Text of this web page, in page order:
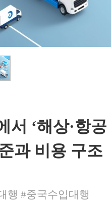
서 ‘해상·항공
과 비용 구조
행 #중국수입대행